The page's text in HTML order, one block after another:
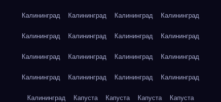
Калининград Калининград Калининград Калининград
Калининград Калининград Калининград Калининград
Калининград Калининград Калининград Калининград
Калининград Калининград Калининград Калининград
Калининград Капуста Капуста Капуста Капуста